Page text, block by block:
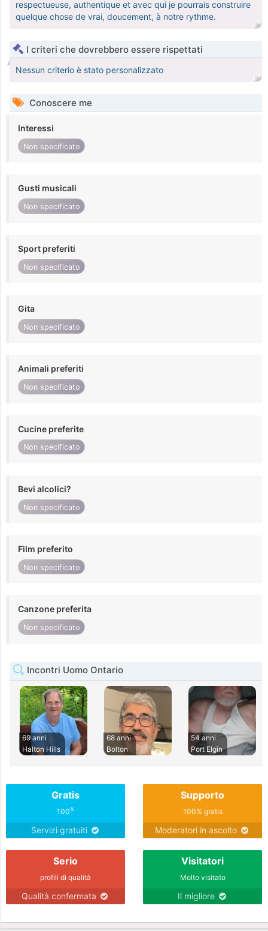
respectueuse, authentique et avec qui je pourrais construire
quelque chose de vrai, doucement, à notre rythme.
I criteri che dovrebbero essere rispettati
Nessun criterio è stato personalizzato
Conoscere me
Interessi
Non specificato
Gusti musicali
Non specificato
Sport preferiti
Non specificato
Gita
Non specificato
Animali preferiti
Non specificato
Cucine preferite
Non specificato
Bevi alcolici?
Non specificato
Film preferito
Non specificato
Canzone preferita
Non specificato
Incontri Uomo Ontario
69 anni
Halton Hills
68 anni
Bolton
54 anni
Port Elgin
Gratis
100%
Servizi gratuiti
Supporto
100% gratis
Moderatori in ascolto
Serio
profili di qualità
Qualità confermata
Visitatori
Molto visitato
Il migliore